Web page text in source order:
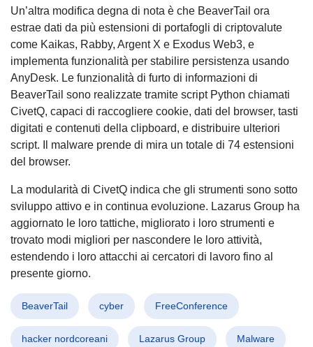
Un’altra modifica degna di nota è che BeaverTail ora
estrae dati da più estensioni di portafogli di criptovalute
come Kaikas, Rabby, Argent X e Exodus Web3, e
implementa funzionalità per stabilire persistenza usando
AnyDesk. Le funzionalità di furto di informazioni di
BeaverTail sono realizzate tramite script Python chiamati
CivetQ, capaci di raccogliere cookie, dati del browser, tasti
digitati e contenuti della clipboard, e distribuire ulteriori
script. Il malware prende di mira un totale di 74 estensioni
del browser.
La modularità di CivetQ indica che gli strumenti sono sotto
sviluppo attivo e in continua evoluzione. Lazarus Group ha
aggiornato le loro tattiche, migliorato i loro strumenti e
trovato modi migliori per nascondere le loro attività,
estendendo i loro attacchi ai cercatori di lavoro fino al
presente giorno.
BeaverTail cyber FreeConference
hacker nordcoreani Lazarus Group Malware